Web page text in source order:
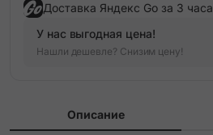
Доставка Яндекс Go за 3 часа
У нас выгодная цена!
Нашли дешевле? Снизим цену!
Описание